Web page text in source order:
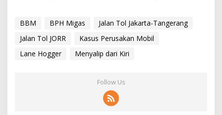
BBM BPH Migas
Jalan Tol Jakarta-Tangerang
Jalan Tol JORR
Kasus Perusakan Mobil
Lane Hogger
Menyalip dari Kiri
Follow Us